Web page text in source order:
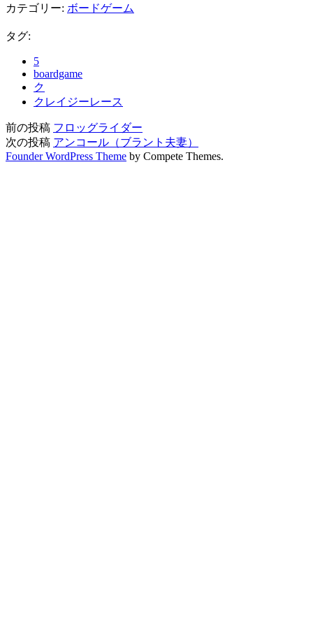
カテゴリー: ボードゲーム
タグ:
5
boardgame
ク
クレイジーレース
前の投稿 フロッグライダー
次の投稿 アンコール（ブラント夫妻）
Founder WordPress Theme by Compete Themes.